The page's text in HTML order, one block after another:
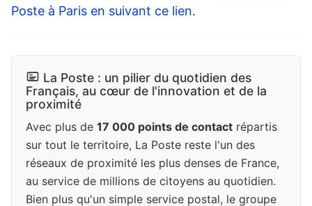
Poste à Paris en suivant ce lien.
La Poste : un pilier du quotidien des
Français, au cœur de l'innovation et de la
proximité
Avec plus de 17 000 points de contact répartis
sur tout le territoire, La Poste reste l'un des
réseaux de proximité les plus denses de France,
au service de millions de citoyens au quotidien.
Bien plus qu'un simple service postal, le groupe